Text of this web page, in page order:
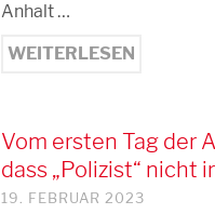
Anhalt …
WEITERLESEN
Vom ersten Tag der
dass „Polizist“ nicht
19. FEBRUAR 2023